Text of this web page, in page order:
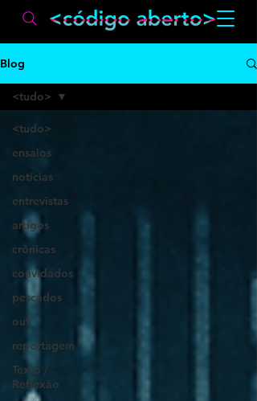
Blog
<tudo>
ensaios
notícias
entrevistas
artigos
crônicas
convidados
pescados
out
reportagem
Texto /
Reflexão
<tudo>